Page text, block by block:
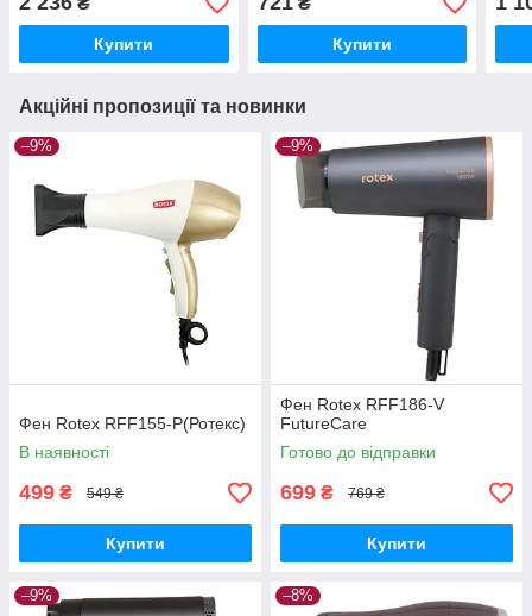
Купити Купити
Акційні пропозиції та новинки
–9%
Фен Rotex RFF155-P(Ротекс)
В наявності
499 ₴ 549 ₴
Купити
–9%
Фен Rotex RFF186-V
FutureCare
Готово до відправки
699 ₴ 769 ₴
Купити
–9% –8%